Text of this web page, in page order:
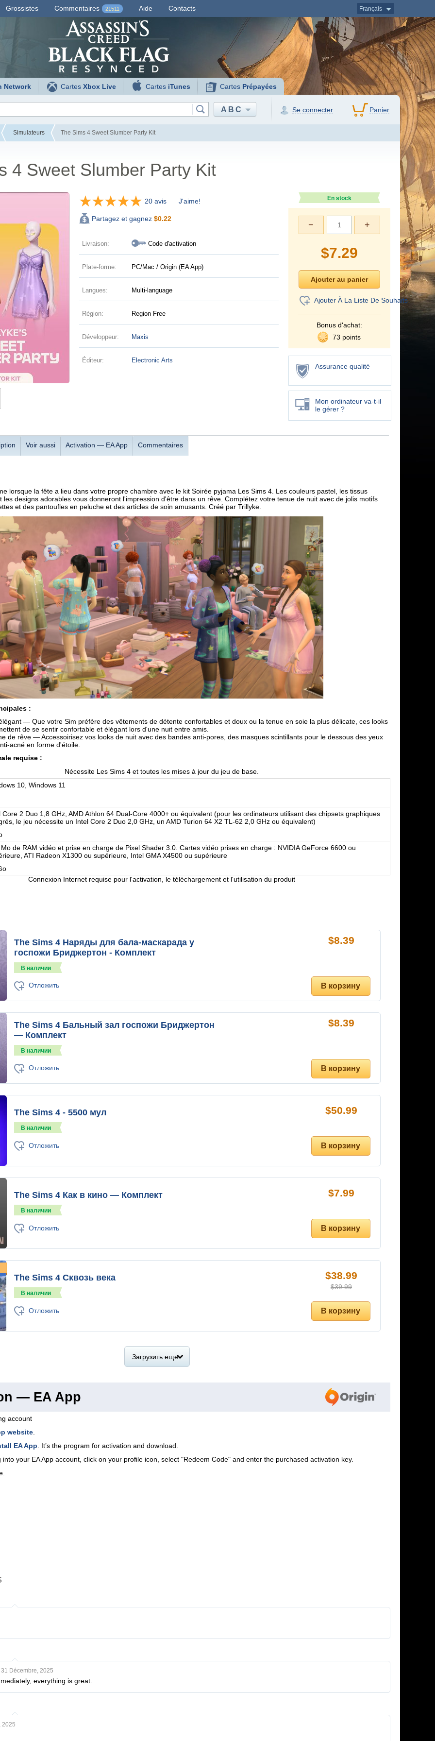
Grossistes Commentaires 21511 Aide Contacts Français
Network CartesXbox Live Cartes iTunes Cartes Prépayées
ABC Se connecter Panier
Simulateurs The Sims 4 Sweet Slumber Party Kit
4 Sweet Slumber Party Kit
20 avis J'aime!
Partagez et gagnez $0.22
Livraison: Code d'activation
Plate-forme: PC/Mac / Origin (EA App)
Langues: Multi-language
Région: Region Free
Développeur: Maxis
Éditeur: Electronic Arts
En stock
+
−
$7.29
Ajouter À La Liste De Souhaits
Bonus d'achat:
73 points
Assurance qualité
Mon ordinateur va-t-il
le gérer ?
Voir aussi Activation — EA App Commentaires
lorsque la fête a lieu dans votre propre chambre avec le kit Soirée pyjama Les Sims 4. Les couleurs pastel, les tissus
les designs adorables vous donneront l'impression d'être dans un rêve. Complétez votre tenue de nuit avec de jolis motifs
et des pantoufles en peluche et des articles de soin amusants. Créé par Trillyke.
:
— Que votre Sim préfère des vêtements de détente confortables et doux ou la tenue en soie la plus délicate, ces looks
de se sentir confortable et élégant lors d'une nuit entre amis.
de rêve — Accessoirisez vos looks de nuit avec des bandes anti-pores, des masques scintillants pour le dessous des yeux
acné en forme d'étoile.
requise :
Nécessite Les Sims 4 et toutes les mises à jour du jeu de base.
10, Windows 11
Core 2 Duo 1,8 GHz, AMD Athlon 64 Dual-Core 4000+ ou équivalent (pour les ordinateurs utilisant des chipsets graphiques
le jeu nécessite un Intel Core 2 Duo 2,0 GHz, un AMD Turion 64 X2 TL-62 2,0 GHz ou équivalent)
de RAM vidéo et prise en charge de Pixel Shader 3.0. Cartes vidéo prises en charge : NVIDIA GeForce 6600 ou
ATI Radeon X1300 ou supérieure, Intel GMA X4500 ou supérieure
Connexion Internet requise pour l'activation, le téléchargement et l'utilisation du produit
The Sims 4 Наряды для бала-маскарада у
госпожи Бриджертон - Комплект
В наличии
$8.39
Отложить
The Sims 4 Бальный зал госпожи Бриджертон
— Комплект
В наличии
$8.39
Отложить
The Sims 4 - 5500 мул
В наличии
$50.99
Отложить
The Sims 4 Как в кино — Комплект
В наличии
$7.99
Отложить
The Sims 4 Сквозь века
В наличии
$39.99
$38.99
Отложить
Загрузить еще
— EA App
account
website.
EA App . It’s the program for activation and download.
into your EA App account, click on your profile icon, select "Redeem Code" and enter the purchased activation key.
31 Décembre, 2025
everything is great.
2025